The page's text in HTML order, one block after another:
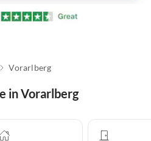
Vorarlberg
in Vorarlberg